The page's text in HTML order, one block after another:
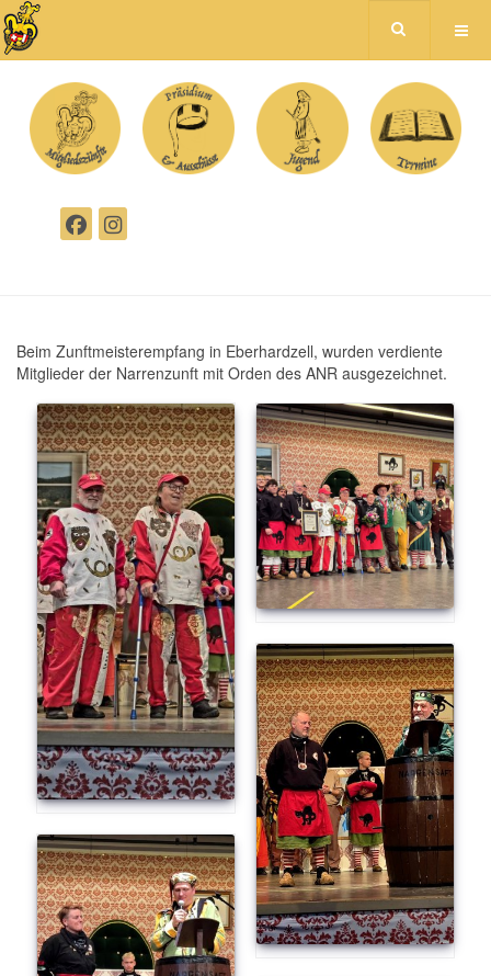
Beim Zunftmeisterempfang in Eberhardzell, wurden verdiente
Mitglieder der Narrenzunft mit Orden des ANR ausgezeichnet.